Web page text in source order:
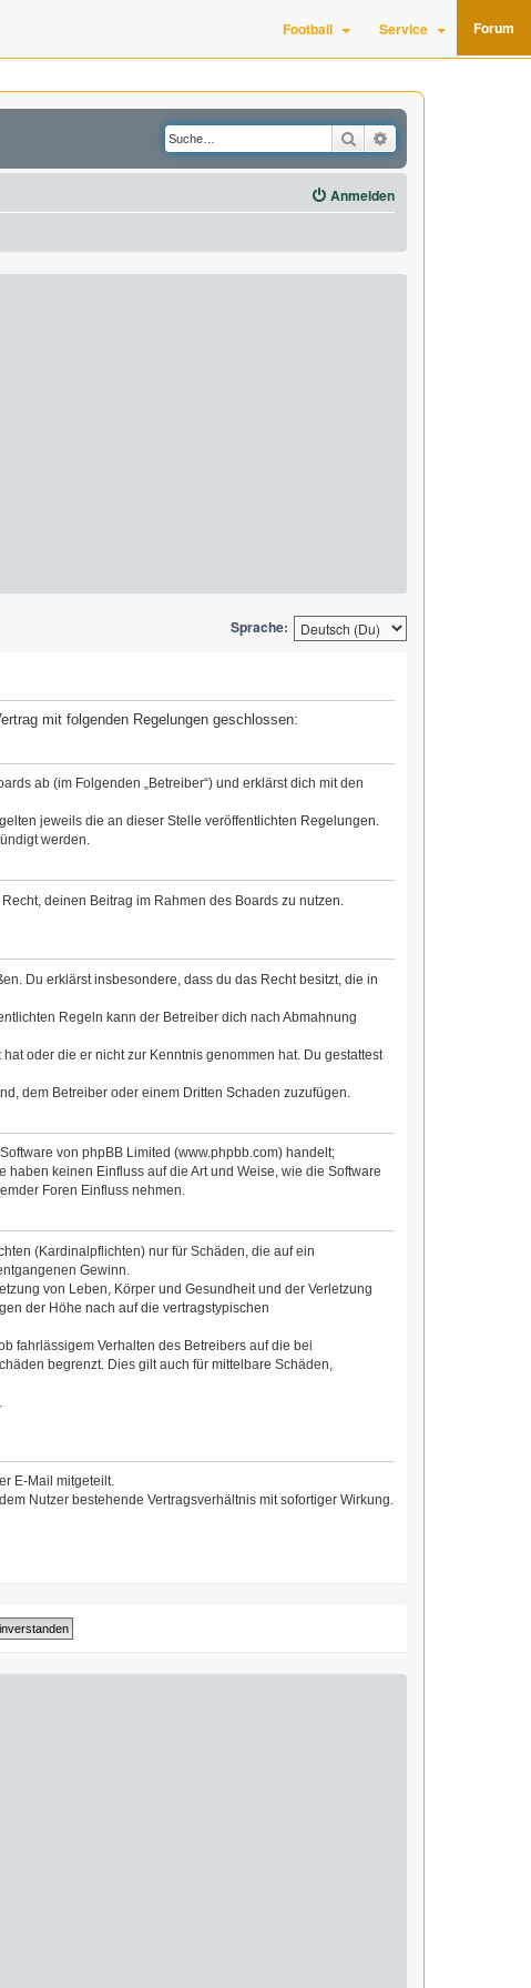
Football Service Forum
Suche
Anmelden
Sprache:
mit folgenden Regelungen geschlossen:
ab (im Folgenden „Betreiber“) und erklärst dich mit den
jeweils die an dieser Stelle veröffentlichten Regelungen.
werden.
deinen Beitrag im Rahmen des Boards zu nutzen.
Du erklärst insbesondere, dass du das Recht besitzt, die in
Regeln kann der Betreiber dich nach Abmahnung
oder die er nicht zur Kenntnis genommen hat. Du gestattest
dem Betreiber oder einem Dritten Schaden zuzufügen.
von phpBB Limited (www.phpbb.com) handelt;
keinen Einfluss auf die Art und Weise, wie die Software
Foren Einfluss nehmen.
(Kardinalpflichten) nur für Schäden, die auf ein
Gewinn.
von Leben, Körper und Gesundheit und der Verletzung
der Höhe nach auf die vertragstypischen
fahrlässigem Verhalten des Betreibers auf die bei
begrenzt. Dies gilt auch für mittelbare Schäden,
E-Mail mitgeteilt.
Nutzer bestehende Vertragsverhältnis mit sofortiger Wirkung.